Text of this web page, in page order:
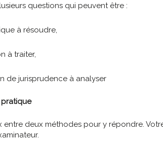
questions qui peuvent être :
à résoudre,
à traiter,
de jurisprudence à analyser
entre deux méthodes pour y répondre.